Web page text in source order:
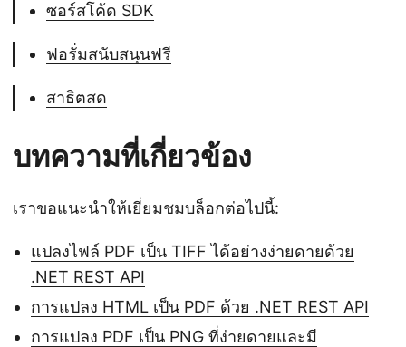
ซอร์สโค้ด SDK
ฟอรั่มสนับสนุนฟรี
สาธิตสด
บทความที่เกี่ยวข้อง
เราขอแนะนำให้เยี่ยมชมบล็อกต่อไปนี้:
แปลงไฟล์ PDF เป็น TIFF ได้อย่างง่ายดายด้วย
.NET REST API
การแปลง HTML เป็น PDF ด้วย .NET REST API
การแปลง PDF เป็น PNG ที่ง่ายดายและมี